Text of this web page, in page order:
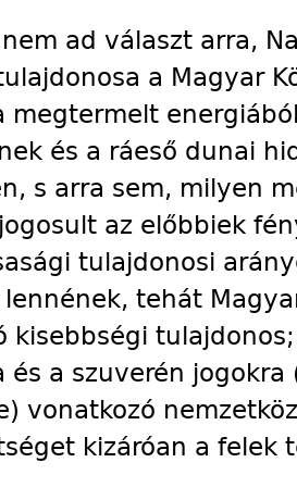
ad választ arra,
a Magyar
megtermelt
és a ráeső dunai
s arra sem, milyen
az előbbiek
tulajdonosi
tehát
kisebbségi
és a szuverén
vonatkozó
kizáróan a felek